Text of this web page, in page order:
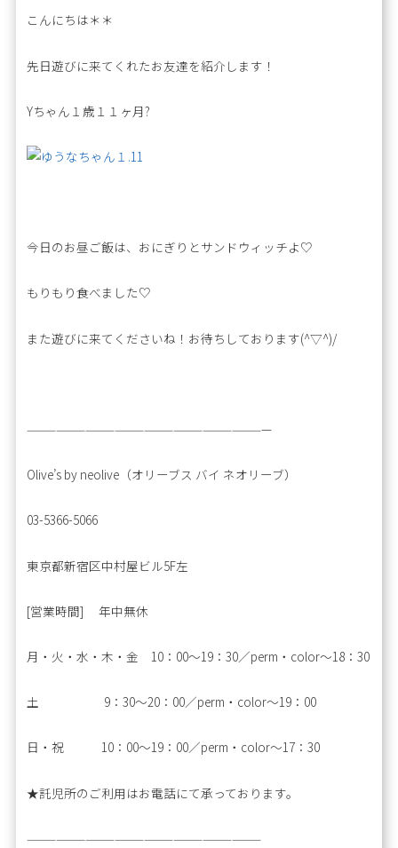
こんにちは＊＊
先日遊びに来てくれたお友達を紹介します！
Yちゃん１歳１１ヶ月?
今日のお昼ご飯は、おにぎりとサンドウィッチよ♡
もりもり食べました♡
また遊びに来てくださいね！お待ちしております(^▽^)/
—————————————————————————
Olive’s by neolive（オリーブス バイ ネオリーブ）
03-5366-5066
東京都新宿区中村屋ビル5F左
[営業時間] 年中無休
月・火・水・木・金 10：00～19：30／perm・color～18：30
土 9：30～20：00／perm・color～19：00
日・祝 10：00～19：00／perm・color～17：30
★託児所のご利用はお電話にて承っております。
————————————————————————